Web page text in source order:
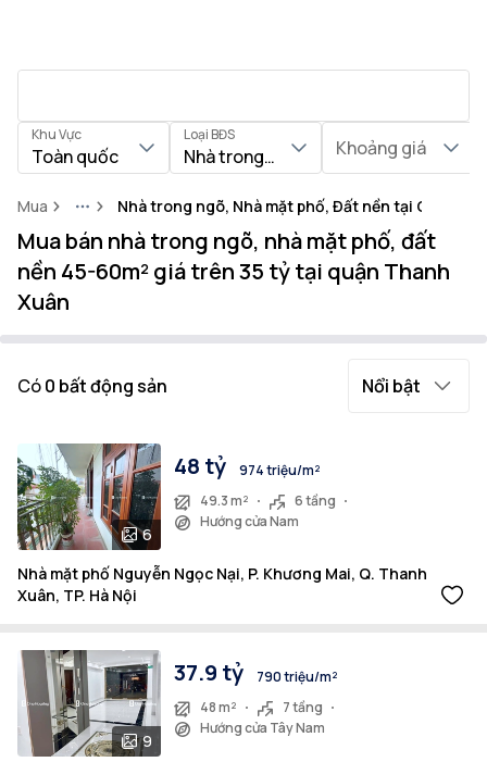
Khu Vực
Toàn quốc
Loại BĐS
Nhà trong ngõ, Nhà mặt phố, Đất nền
Khoảng giá
Mua MoreNhà trong ngõ, Nhà mặt phố, Đất nền tại Quận
Mua bán nhà trong ngõ, nhà mặt phố, đất
nền 45-60m² giá trên 35 tỷ tại quận Thanh
Xuân
Có0 bất động sản Nổi bật
6
48 tỷ
974 triệu/m²
49.3 m²
6 tầng
Hướng cửa Nam
Nhà mặt phố Nguyễn Ngọc Nại, P. Khương Mai, Q. Thanh
Xuân, TP. Hà Nội
9
37.9 tỷ
790 triệu/m²
48 m²
7 tầng
Hướng cửa Tây Nam